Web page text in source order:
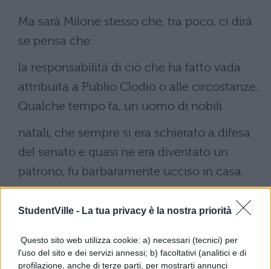
StudentVille - La tua privacy è la nostra priorità
Questo sito web utilizza cookie: a) necessari (tecnici) per
l'uso del sito e dei servizi annessi; b) facoltativi (analitici e di
profilazione, anche di terze parti, per mostrarti annunci
Ma sarà Milone stesso che, tra poco, ci dirà
se pensa che
la responsabilità di ciò che ha fatto vada
attribuita a Publio Clodio o alle circostanze.
Qualche tempo fa, un uomo di nobili
natali, che sempre si era schierato a difesa
del senato e quasi ne era diventato un
patrono, fu barbaramente ucciso in casa
propria durante l'anno del suo tribunato.
Sto parlando di Druso, zio dell'illustre Marco
Catone, presente tra noi in
qualità di giudice. In occasione della sua